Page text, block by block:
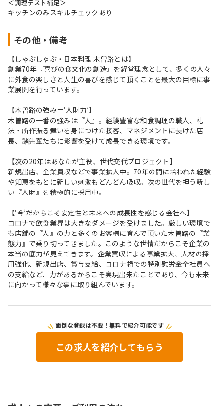
＜調理テスト補足＞
キッチンのみスキルチェックあり
その他・備考
【しゃぶしゃぶ・日本料理 木曽路とは】
創業70年『喜びの食文化の創造』を経営理念として、多くの人々
に外食の楽しさと人生の喜びを感じて頂くことを最大の目標に事
業展開を行っています。
【木曽路の強み＝‘人財力’】
木曽路の一番の強みは『人』。経験豊富な和食調理の職人、礼
法・所作振る舞いを身につけた接客、マネジメントに長けた店
長、諸先輩たちに影響を受けて成長できる環境です。
【次の20年はあなたが主役、世代交代プロジェクト】
新規出店、企業買収などで事業拡大中。70年の間に培われた経験
や知恵をもとに新しい刺激もどんどん吸収。次の世代を担う新し
い『人財』を積極的に採用中。
【‘今’だからこそ安定性と未来への成長性を感じる会社へ】
コロナで飲食業界は大きなダメージを受けました。厳しい環境で
も店舗の『人』の力と多くのお客様に育んで頂いた木曽路の『業
態力』で乗り切ってきました。このような世情だからこそ企業の
本当の底力が見えてきます。企業買収による事業拡大、人材の採
用強化、新規出店、賞与支給、コロナ禍での特別慰労金全社員へ
の支給など、力があるからこそ実現出来たことであり、今も未来
に向かって様々な事に取り組んでいます。
面倒な登録は不要！無料で紹介可能です
この求人を紹介してもらう